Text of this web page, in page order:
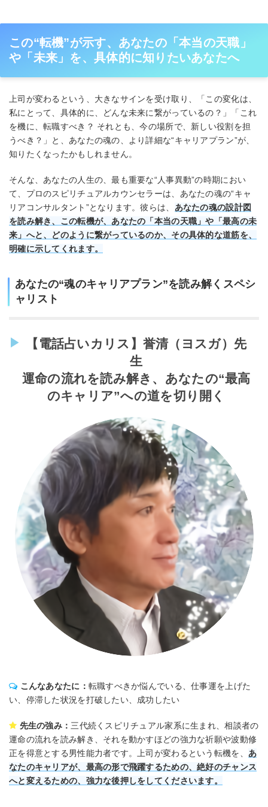
この“転機”が示す、あなたの「本当の天職」
や「未来」を、具体的に知りたいあなたへ
上司が変わるという、大きなサインを受け取り、「この変化は、
私にとって、具体的に、どんな未来に繋がっているの？」「これ
を機に、転職すべき？ それとも、今の場所で、新しい役割を担
うべき？」と、あなたの魂の、より詳細な“キャリアプラン”が、
知りたくなったかもしれません。
そんな、あなたの人生の、最も重要な“人事異動”の時期におい
て、プロのスピリチュアルカウンセラーは、あなたの魂の“キャ
リアコンサルタント”となります。彼らは、 あなたの魂の設計図
を読み解き、この転機が、あなたの「本当の天職」や「最高の未
来」へと、どのように繋がっているのか、その具体的な道筋を、
明確に示してくれます。
あなたの“魂のキャリアプラン”を読み解くスペシ
ャリスト
【電話占いカリス】誉清（ヨスガ）先
生
運命の流れを読み解き、あなたの“最高
のキャリア”への道を切り開く
こんなあなたに： 転職すべきか悩んでいる、仕事運を上げた
い、停滞した状況を打破したい、成功したい
先生の強み： 三代続くスピリチュアル家系に生まれ、相談者の
運命の流れを読み解き、それを動かすほどの強力な祈願や波動修
正を得意とする男性能力者です。上司が変わるという転機を、 あ
なたのキャリアが、最高の形で飛躍するための、絶好のチャンス
へと変えるための、強力な後押しをしてくださいます。